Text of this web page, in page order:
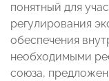
понятный для
регулирования
обеспечения
необходимыми
союза,